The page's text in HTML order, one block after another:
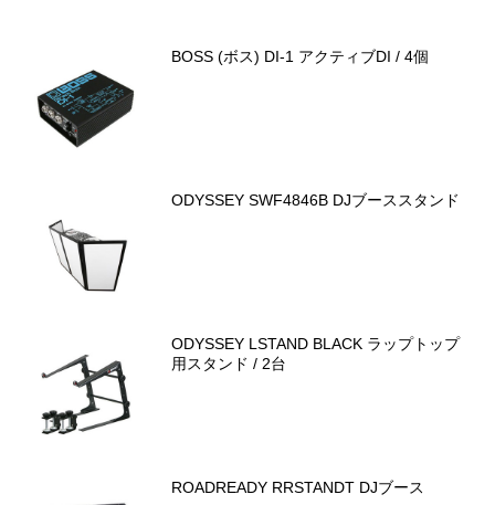
BOSS (ボス) DI-1 アクティブDI / 4個
ODYSSEY SWF4846B DJブーススタンド
ODYSSEY LSTAND BLACK ラップトップ
用スタンド / 2台
ROADREADY RRSTANDT DJブース